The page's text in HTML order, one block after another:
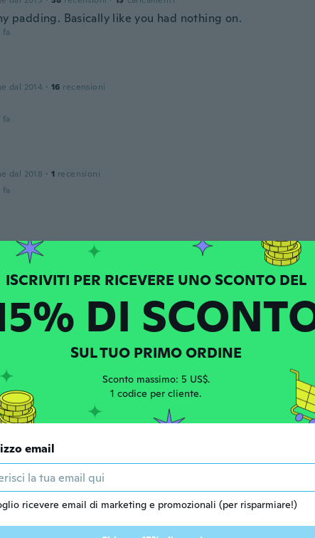
padding. Basically like you had nothing on.
fa
dal 2014 · 16 recensioni
fa
dal 2018 · 1 recensioni
fa
dal 2018 recensioni
Hjälper inte mycket
fa
dal 2019 · 22 recensioni · 3 caricamenti
się w butach na wysokim obcasie.
2013 · 33 · caricamenti
!!!
fa
dal 2018 · 201 recensioni · 5 caricamenti
ISCRIVITI PER RICEVERE UNO SCONTO DEL
DI
SUL TUO PRIMO ORDINE
Sconto massimo: 5 US$.
1 codice per cliente.
email
ricevere email di marketing e promozionali (per risparmiare!)